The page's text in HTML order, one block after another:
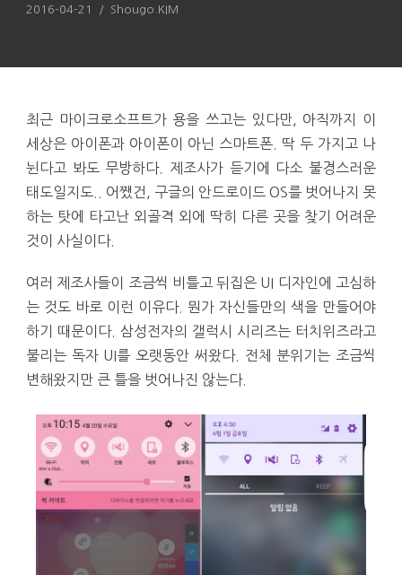
2016-04-21 / Shougo.KIM
최근 마이크로소프트가 용을 쓰고는 있다만, 아직까지 이
세상은 아이폰과 아이폰이 아닌 스마트폰. 딱 두 가지고 나
뉜다고 봐도 무방하다. 제조사가 듣기에 다소 불경스러운
태도일지도.. 어쨌건, 구글의 안드로이드 OS를 벗어나지 못
하는 탓에 타고난 외골격 외에 딱히 다른 곳을 찾기 어려운
것이 사실이다.
여러 제조사들이 조금씩 비틀고 뒤집은 UI 디자인에 고심하
는 것도 바로 이런 이유다. 뭔가 자신들만의 색을 만들어야
하기 때문이다. 삼성전자의 갤럭시 시리즈는 터치위즈라고
불리는 독자 UI를 오랫동안 써왔다. 전체 분위기는 조금씩
변해왔지만 큰 틀을 벗어나진 않는다.